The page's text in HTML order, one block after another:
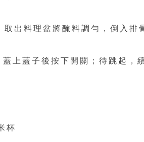
出料理盆將醃料調勻，倒入排
上蓋子後按下開關；待跳起，
杯